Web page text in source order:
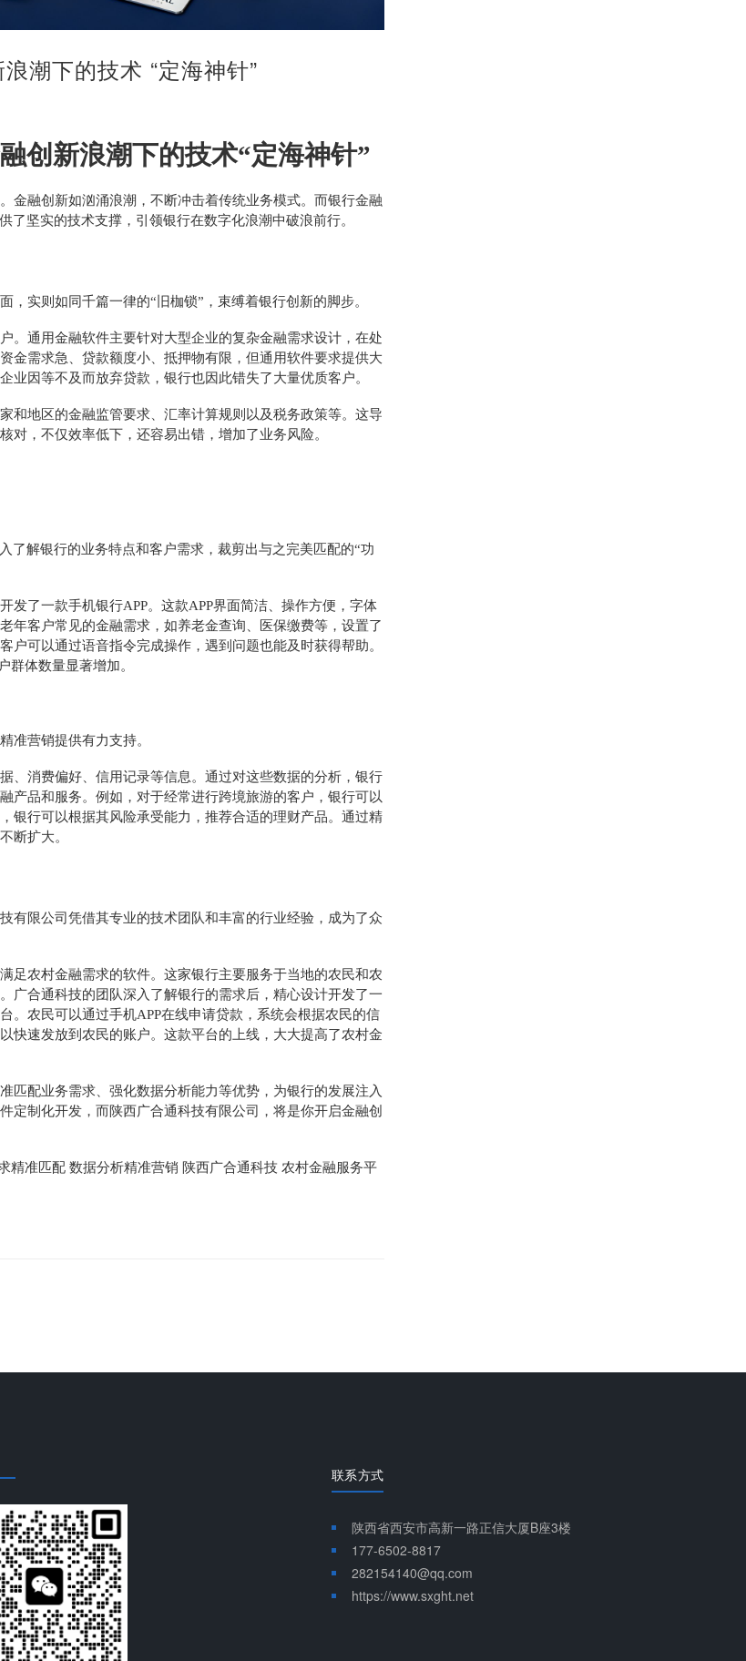
潮下的技术 “定海神针”
创新浪潮下的技术“定海神针”
金融创新如汹涌浪潮，不断冲击着传统业务模式。而银行金融
了坚实的技术支撑，引领银行在数字化浪潮中破浪前行。
，实则如同千篇一律的“旧枷锁”，束缚着银行创新的脚步。
。通用金融软件主要针对大型企业的复杂金融需求设计，在处
金需求急、贷款额度小、抵押物有限，但通用软件要求提供大
因等不及而放弃贷款，银行也因此错失了大量优质客户。
和地区的金融监管要求、汇率计算规则以及税务政策等。这导
，不仅效率低下，还容易出错，增加了业务风险。
了解银行的业务特点和客户需求，裁剪出与之完美匹配的“功
发了一款手机银行APP。这款APP界面简洁、操作方便，字体
年客户常见的金融需求，如养老金查询、医保缴费等，设置了
可以通过语音指令完成操作，遇到问题也能及时获得帮助。
群体数量显著增加。
准营销提供有力支持。
、消费偏好、信用记录等信息。通过对这些数据的分析，银行
产品和服务。例如，对于经常进行跨境旅游的客户，银行可以
银行可以根据其风险承受能力，推荐合适的理财产品。通过精
断扩大。
有限公司凭借其专业的技术团队和丰富的行业经验，成为了众
足农村金融需求的软件。这家银行主要服务于当地的农民和农
广合通科技的团队深入了解银行的需求后，精心设计开发了一
。农民可以通过手机APP在线申请贷款，系统会根据农民的信
快速发放到农民的账户。这款平台的上线，大大提高了农村金
匹配业务需求、强化数据分析能力等优势，为银行的发展注入
定制化开发，而陕西广合通科技有限公司，将是你开启金融创
精准匹配 数据分析精准营销 陕西广合通科技 农村金融服务平
联系方式
陕西省西安市高新一路正信大厦B座3楼
177-6502-8817
282154140@qq.com
https://www.sxght.net